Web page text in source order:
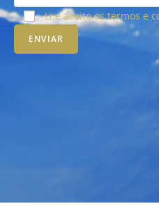
Li e aceito os termos e